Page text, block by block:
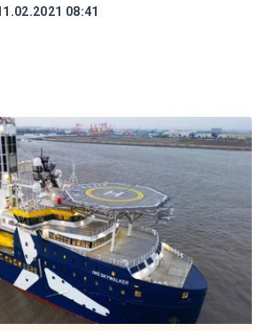
08:41